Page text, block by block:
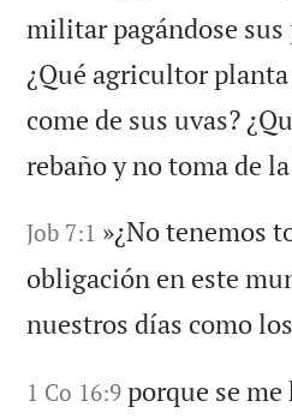
militar pagándose sus
¿Qué agricultor
come de sus uvas?
rebaño y no toma de
Job 7:1 »¿No tenemos
obligación en este
nuestros días como
1 Co 16:9 porque se